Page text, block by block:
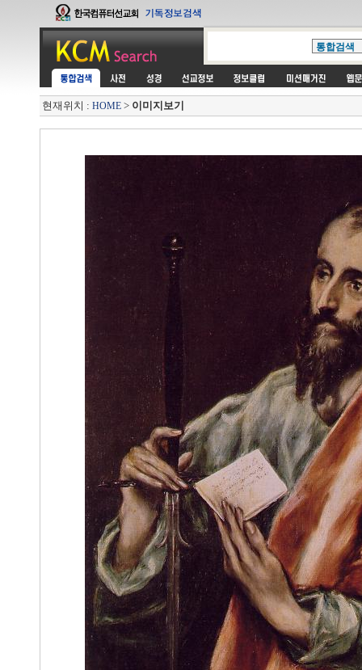
현재위치 : HOME > 이미지보기